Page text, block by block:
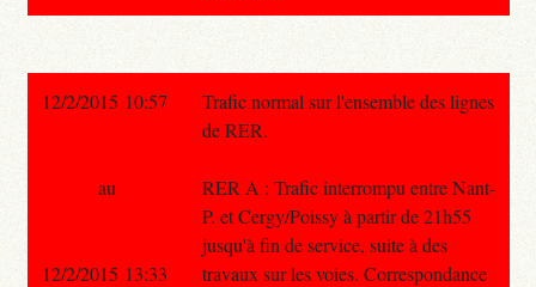
12/2/2015 10:57
Trafic normal sur l'ensemble des lignes
de RER.
RER A : Trafic interrompu entre Nant-
P. et Cergy/Poissy à partir de 21h55
jusqu'à fin de service, suite à des
travaux sur les voies. Correspondance
au
12/2/2015 13:33